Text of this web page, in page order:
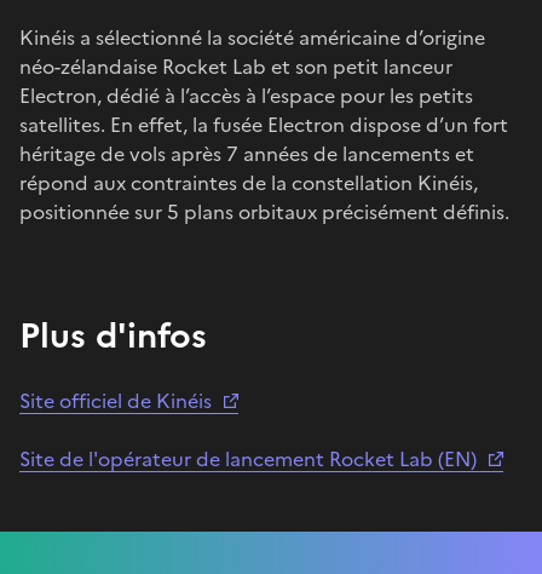
Kinéis a sélectionné la société américaine d’origine
néo-zélandaise Rocket Lab et son petit lanceur
Electron, dédié à l’accès à l’espace pour les petits
satellites. En effet, la fusée Electron dispose d’un fort
héritage de vols après 7 années de lancements et
répond aux contraintes de la constellation Kinéis,
positionnée sur 5 plans orbitaux précisément définis.
Plus d'infos
Site officiel de Kinéis
Site de l'opérateur de lancement Rocket Lab (EN)